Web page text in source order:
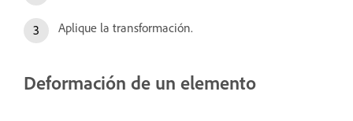
Aplique la transformación.
Deformación de un elemento